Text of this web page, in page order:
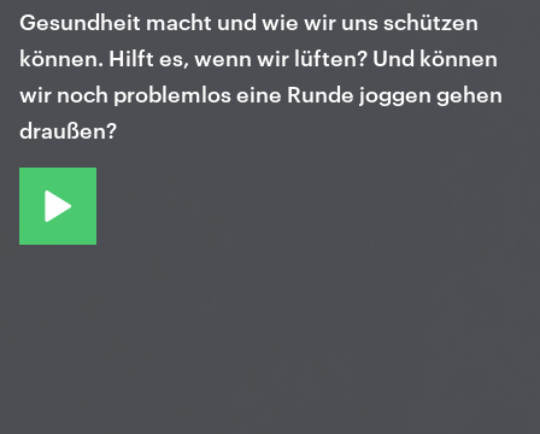
Gesundheit macht und wie wir uns schützen
können. Hilft es, wenn wir lüften? Und können
wir noch problemlos eine Runde joggen gehen
draußen?